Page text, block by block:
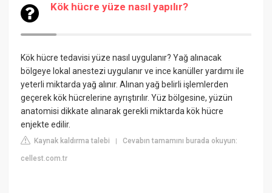
Kök hücre yüze nasıl yapılır?
Kök hücre tedavisi yüze nasıl uygulanır? Yağ alınacak
bölgeye lokal anestezi uygulanır ve ince kanüller yardımı ile
yeterli miktarda yağ alınır. Alınan yağ belirli işlemlerden
geçerek kök hücrelerine ayrıştırılır. Yüz bölgesine, yüzün
anatomisi dikkate alınarak gerekli miktarda kök hücre
enjekte edilir.
Kaynak kaldırma talebi |Cevabın tamamını burada okuyun:
cellest.com.tr